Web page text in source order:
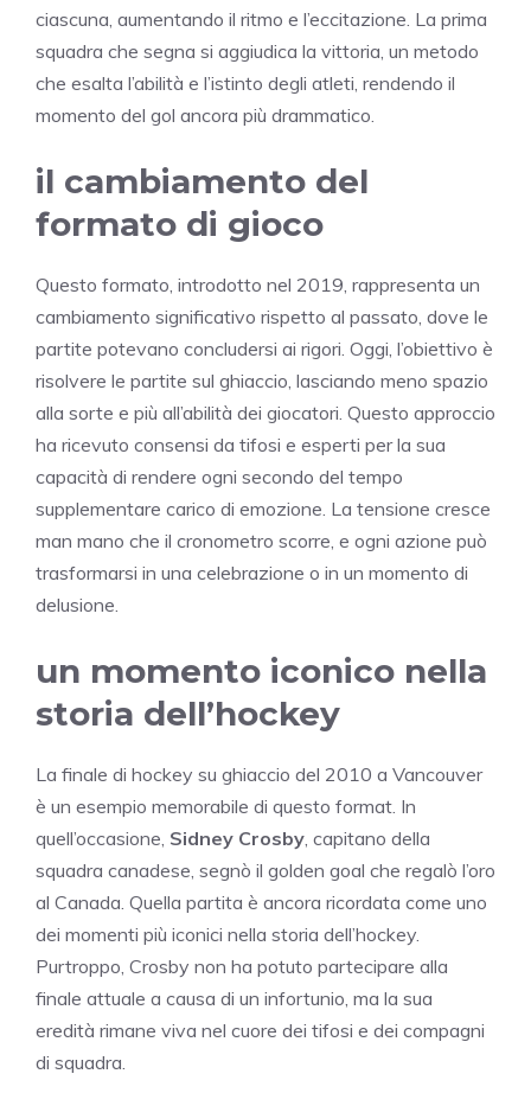
ciascuna, aumentando il ritmo e l’eccitazione. La prima
squadra che segna si aggiudica la vittoria, un metodo
che esalta l’abilità e l’istinto degli atleti, rendendo il
momento del gol ancora più drammatico.
il cambiamento del
formato di gioco
Questo formato, introdotto nel 2019, rappresenta un
cambiamento significativo rispetto al passato, dove le
partite potevano concludersi ai rigori. Oggi, l’obiettivo è
risolvere le partite sul ghiaccio, lasciando meno spazio
alla sorte e più all’abilità dei giocatori. Questo approccio
ha ricevuto consensi da tifosi e esperti per la sua
capacità di rendere ogni secondo del tempo
supplementare carico di emozione. La tensione cresce
man mano che il cronometro scorre, e ogni azione può
trasformarsi in una celebrazione o in un momento di
delusione.
un momento iconico nella
storia dell’hockey
La finale di hockey su ghiaccio del 2010 a Vancouver
è un esempio memorabile di questo format. In
quell’occasione, Sidney Crosby , capitano della
squadra canadese, segnò il golden goal che regalò l’oro
al Canada. Quella partita è ancora ricordata come uno
dei momenti più iconici nella storia dell’hockey.
Purtroppo, Crosby non ha potuto partecipare alla
finale attuale a causa di un infortunio, ma la sua
eredità rimane viva nel cuore dei tifosi e dei compagni
di squadra.